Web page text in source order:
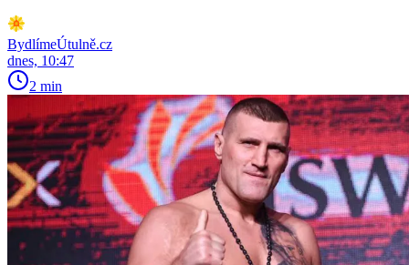
BydlímeÚtulně.cz
dnes, 10:47
2 min